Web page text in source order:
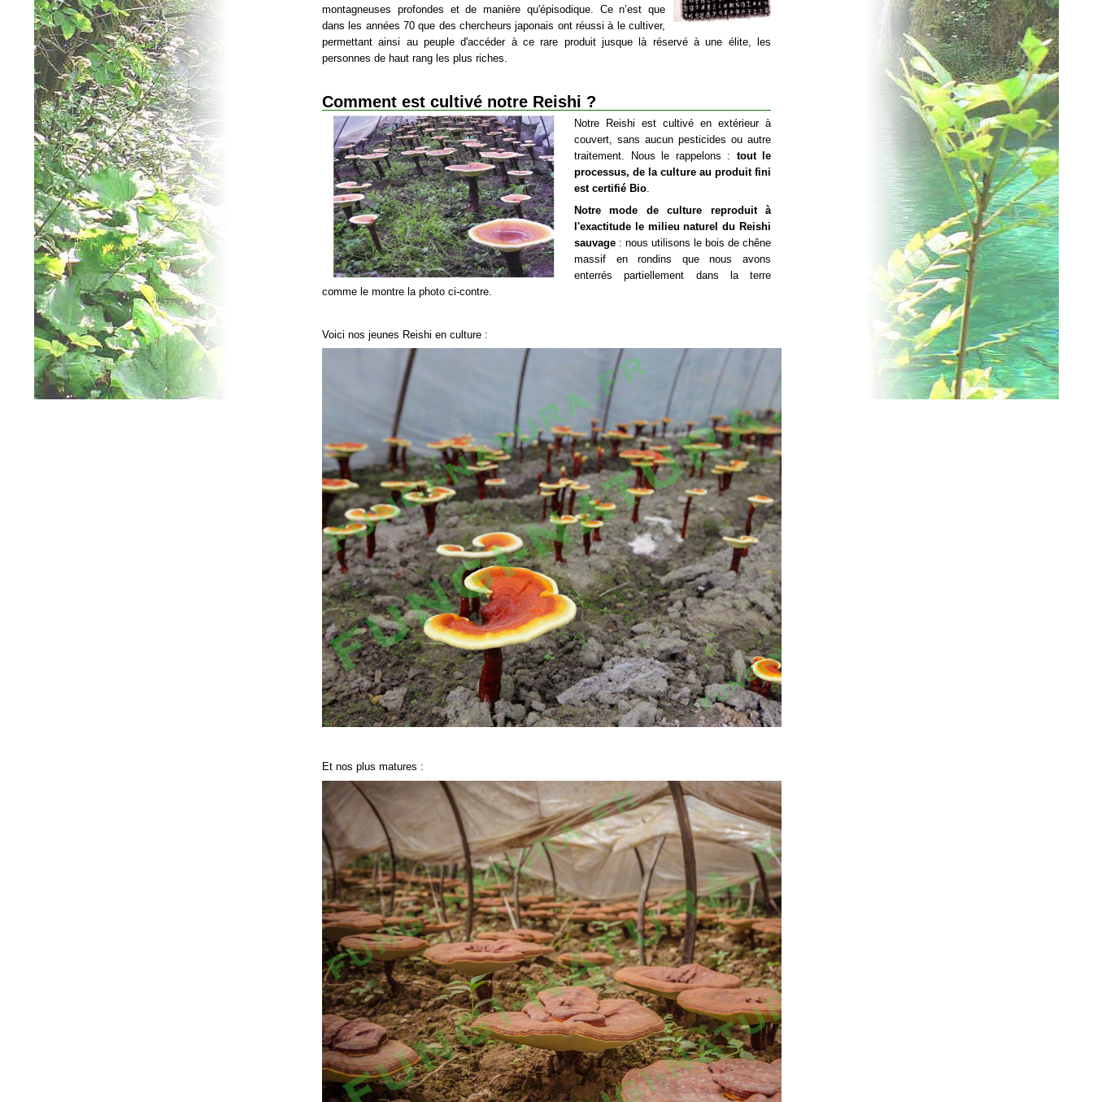
montagneuses profondes et de manière qu'épisodique. Ce n’est que
dans les années 70 que des chercheurs japonais ont réussi à le cultiver,
permettant ainsi au peuple d'accéder à ce rare produit jusque là réservé à une élite, les
personnes de haut rang les plus riches.
Comment est cultivé notre Reishi ?
Notre Reishi est cultivé en extérieur à
couvert, sans aucun pesticides ou autre
traitement. Nous le rappelons : tout le
processus, de la culture au produit fini
est certifié Bio.
Notre mode de culture reproduit à
l'exactitude le milieu naturel du Reishi
sauvage : nous utilisons le bois de chêne
massif en rondins que nous avons
enterrés partiellement dans la terre
comme le montre la photo ci-contre.
Voici nos jeunes Reishi en culture :
Et nos plus matures :